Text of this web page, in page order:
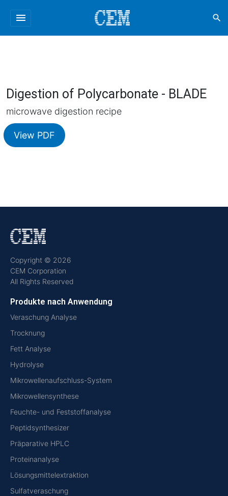
menu search
Digestion of Polycarbonate - BLADE
microwave digestion recipe
View PDF
Copyright © 2026
CEM Corporation
All Rights Reserved
Produkte nach Anwendung
Veraschung Analyse
Trocknung
Fett Analyse
Hydrolyse
Mikrowellenaufschluss-System
Mikrowellensynthese
Feuchte- und Feststoffanalyse
Peptidsynthesizer
Präparative HPLC
Proteinanalyse
Lösungsmittelextraktion
Sulfatveraschung